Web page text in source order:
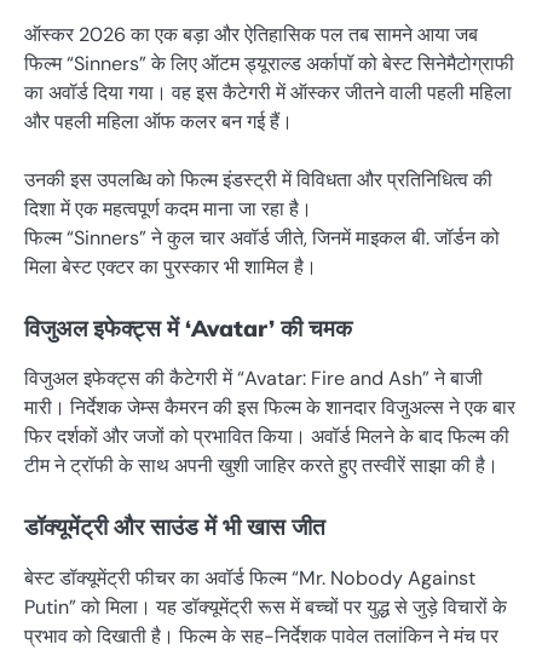
ऑस्कर 2026 का एक बड़ा और ऐतिहासिक पल तब सामने आया जब
फिल्म “Sinners” के लिए ऑटम ड्यूराल्ड अर्कापॉ को बेस्ट सिनेमैटोग्राफी
का अवॉर्ड दिया गया। वह इस कैटेगरी में ऑस्कर जीतने वाली पहली महिला
और पहली महिला ऑफ कलर बन गई हैं।
उनकी इस उपलब्धि को फिल्म इंडस्ट्री में विविधता और प्रतिनिधित्व की
दिशा में एक महत्वपूर्ण कदम माना जा रहा है।
फिल्म “Sinners” ने कुल चार अवॉर्ड जीते, जिनमें माइकल बी. जॉर्डन को
मिला बेस्ट एक्टर का पुरस्कार भी शामिल है।
विजुअल इफेक्ट्स में ‘Avatar’ की चमक
विजुअल इफेक्ट्स की कैटेगरी में “Avatar: Fire and Ash” ने बाजी
मारी। निर्देशक जेम्स कैमरन की इस फिल्म के शानदार विजुअल्स ने एक बार
फिर दर्शकों और जजों को प्रभावित किया। अवॉर्ड मिलने के बाद फिल्म की
टीम ने ट्रॉफी के साथ अपनी खुशी जाहिर करते हुए तस्वीरें साझा की है।
डॉक्यूमेंट्री और साउंड में भी खास जीत
बेस्ट डॉक्यूमेंट्री फीचर का अवॉर्ड फिल्म “Mr. Nobody Against
Putin” को मिला। यह डॉक्यूमेंट्री रूस में बच्चों पर युद्ध से जुड़े विचारों के
प्रभाव को दिखाती है। फिल्म के सह-निर्देशक पावेल तलांकिन ने मंच पर